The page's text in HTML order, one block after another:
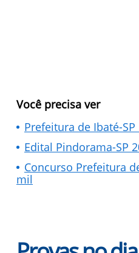
Você precisa ver
Prefeitura de Ibaté-
Edital Pindorama-SP
Concurso Prefeitura
mil